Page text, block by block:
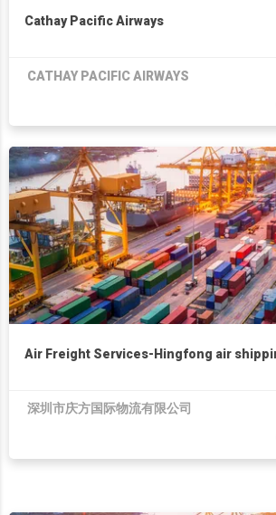
Cathay Pacific Airways
CATHAY PACIFIC AIRWAYS
Air Freight Services-Hingfong air
深圳市庆方国际物流有限公司